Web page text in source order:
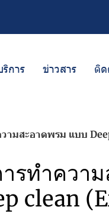
การ ข่าวสาร ติด
ามสะอาดพรม แบบ
รทำควา
clean